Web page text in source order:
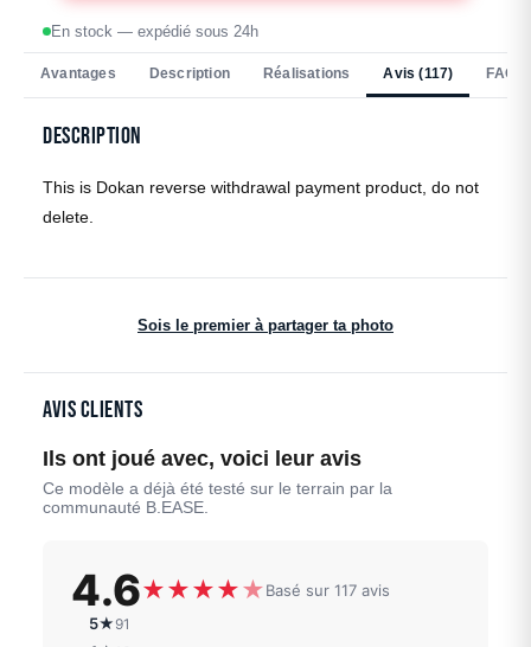
En stock — expédié sous 24h
Avantages Description Réalisations Avis (117) FAQ
Description
This is Dokan reverse withdrawal payment product, do not
delete.
Sois le premier à partager ta photo
Avis clients
Ils ont joué avec, voici leur avis
Ce modèle a déjà été testé sur le terrain par la
communauté B.EASE.
4.6★★★★★Basé sur 117 avis
5★ 91